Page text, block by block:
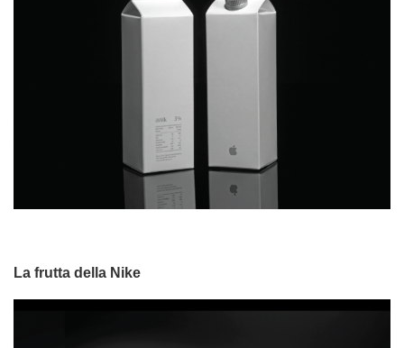
La frutta della Nike